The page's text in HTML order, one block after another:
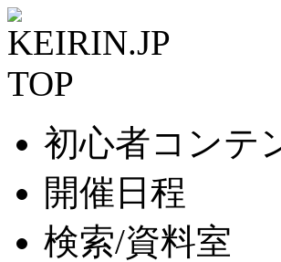
初心者コンテ
開催日程
検索/資料室